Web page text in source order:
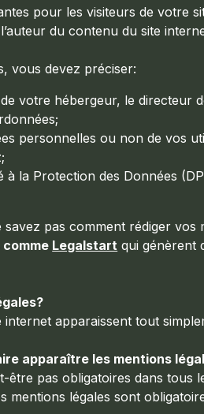
pour les visiteurs de votre
du contenu du site
vous devez préciser:
de votre hébergeur, le directeur
personnelles ou non de vos
à la Protection des Données
pas comment rédiger vos
Legalstart qui génèrent
apparaissent tout
apparaître les mentions
être pas obligatoires dans tous
mentions légales sont